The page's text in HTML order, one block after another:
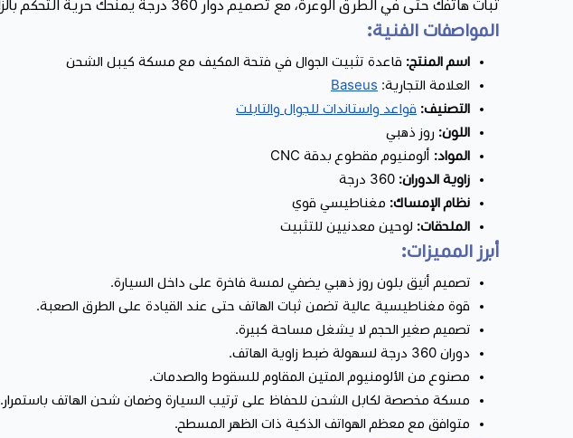
ثبات هاتفك حتى في الطرق الوعرة، مع تصميم دوار 360 درجة يمنحك حرية التحكم بالزاوية الأنسب للرؤية. كما يأتي مع مسكة مدمجة لكابل الشحن لتبقى متصلاً دومًا.
المواصفات الفنية:
اسم المنتج: قاعدة تثبيت الجوال في فتحة المكيف مع مسكة كيبل الشحن
العلامة التجارية: Baseus
التصنيف: قواعد واستاندات للجوال والتابلت
اللون: روز ذهبي
المواد: ألومنيوم مقطوع بدقة CNC
زاوية الدوران:
نظام الإمساك: مغناطيسي قوي
الملحقات: لوحين معدنيين للتثبيت
أبرز المميزات:
تصميم أنيق بلون روز ذهبي يضفي لمسة فاخرة على داخل السيارة.
قوة مغناطيسية عالية تضمن ثبات الهاتف حتى عند القيادة على الطرق الصعبة.
تصميم صغير الحجم لا يشغل مساحة كبيرة.
دوران 360 درجة لسهولة ضبط زاوية الهاتف.
مصنوع من الألومنيوم المتين المقاوم للسقوط والصدمات.
مسكة مخصصة لكابل الشحن للحفاظ على ترتيب السيارة وضمان شحن الهاتف باستمرار.
متوافق مع معظم الهواتف الذكية ذات الظهر المسطح.